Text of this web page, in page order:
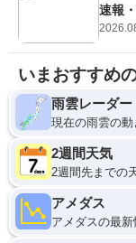
速報
いまおすすめ
雨雲レーダー
現在の雨雲の
2週間天気
2週間先までの
アメダス
アメダスの最